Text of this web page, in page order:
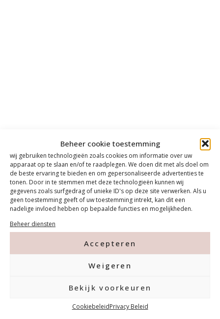
Beheer cookie toestemming
wij gebruiken technologieën zoals cookies om informatie over uw
apparaat op te slaan en/of te raadplegen. We doen dit met als doel om
de beste ervaring te bieden en om gepersonaliseerde advertenties te
tonen. Door in te stemmen met deze technologieën kunnen wij
gegevens zoals surfgedrag of unieke ID's op deze site verwerken. Als u
geen toestemming geeft of uw toestemming intrekt, kan dit een
nadelige invloed hebben op bepaalde functies en mogelijkheden.
Beheer diensten
Accepteren
Weigeren
Bekijk voorkeuren
CookiebeleidPrivacy Beleid